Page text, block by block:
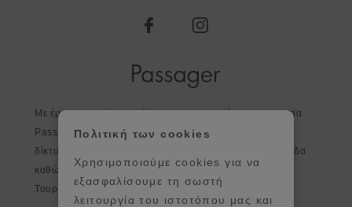
facebookinstagram
Με έμφαση στη λεπτομέρεια και στην ποιότητα η εταιρεία
Passager, εκτός από τα καταστήματα της, διευρύνει το
δίκτυο της σε επιλεγμένα καταστήματα σε όλη την Ελλάδα
καθώς και στο εξωτερικό - Κύπρος, Αγγλία, Ισπανία,
Τουρκία, Πορτογαλία, Ιρλανδία, Γερμανία.
Πολιτική των cookies
Χρησιμοποιούμε cookies για να
εξασφαλίσουμε τη σωστή
λειτουργία του ιστοτόπου μας και